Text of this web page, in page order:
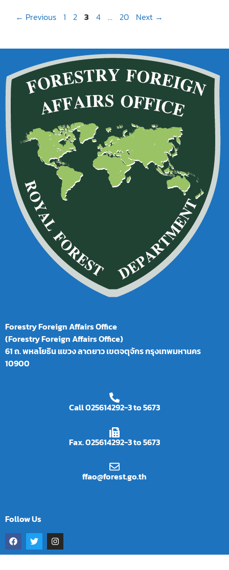
← Previous 1 2 3 4 … 20 Next →
Forestry Foreign Affairs Office
(Forestry Foreign Affairs Office)
61 ถ. พหลโยธิน แขวง ลาดยาว เขตจตุจักร กรุงเทพมหานคร
10900
Call 025614292-3 to 5673
Fax. 025614292-3 to 5673
ffao@forest.go.th
Follow Us